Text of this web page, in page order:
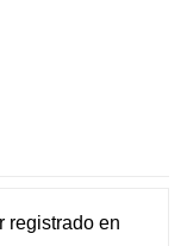
registradoen